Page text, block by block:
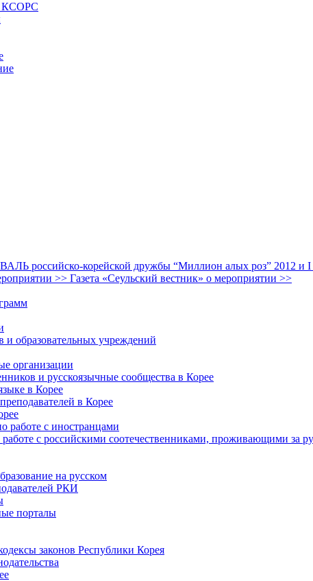
КСОРС
российско-корейской дружбы “Миллион алых роз” 2012
>> Газета «Сеульский вестник» о мероприятии >>
и образовательных учреждений
организации
и русскоязычные сообщества в Корее
в Корее
в Корее
работе с иностранцами
с российскими соотечественниками, проживающими за
на русском
РКИ
порталы
законов Республики Корея